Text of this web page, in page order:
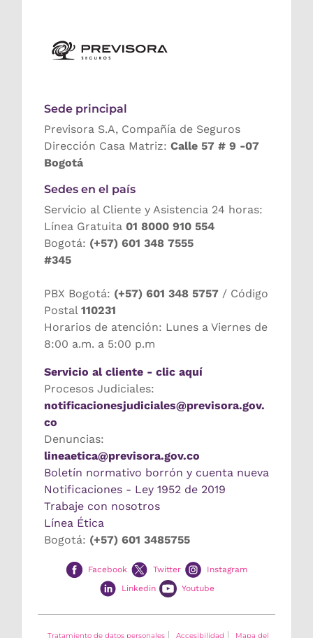
Sede principal
Previsora S.A, Compañía de Seguros
Dirección Casa Matriz: Calle 57 # 9 -07
Bogotá
Sedes en el país
Servicio al Cliente y Asistencia 24 horas:
Línea Gratuita 01 8000 910 554
Bogotá: (+57) 601 348 7555
#345
PBX Bogotá: (+57) 601 348 5757 / Código
Postal 110231
Horarios de atención: Lunes a Viernes de
8:00 a.m. a 5:00 p.m
Servicio al cliente - clic aquí
Procesos Judiciales:
notificacionesjudiciales@previsora.gov.
co
Denuncias:
lineaetica@previsora.gov.co
Boletín normativo borrón y cuenta nueva
Notificaciones - Ley 1952 de 2019
Trabaje con nosotros
Línea Ética
Bogotá: (+57) 601 3485755
Facebook Twitter
Instagram
Linkedin
Youtube
Tratamiento de datos personales Accesibilidad Mapa del